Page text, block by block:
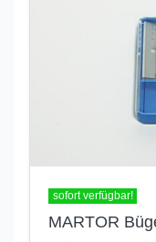
sofort verfügbar!
MARTOR